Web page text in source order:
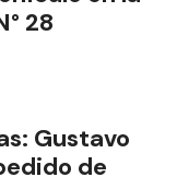
28
Gustavo
de